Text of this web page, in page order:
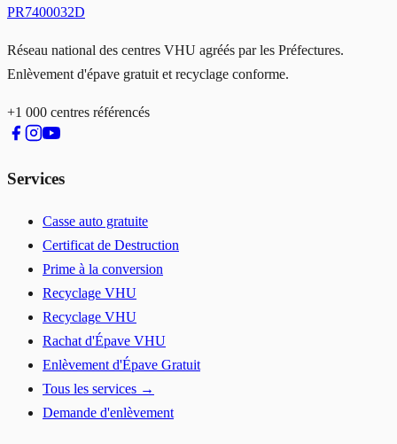
PR7400032D
Réseau national des centres VHU agréés par les Préfectures.
Enlèvement d'épave gratuit et recyclage conforme.
+1 000 centres référencés
Services
Casse auto gratuite
Certificat de Destruction
Prime à la conversion
Recyclage VHU
Recyclage VHU
Rachat d'Épave VHU
Enlèvement d'Épave Gratuit
Tous les services →
Demande d'enlèvement